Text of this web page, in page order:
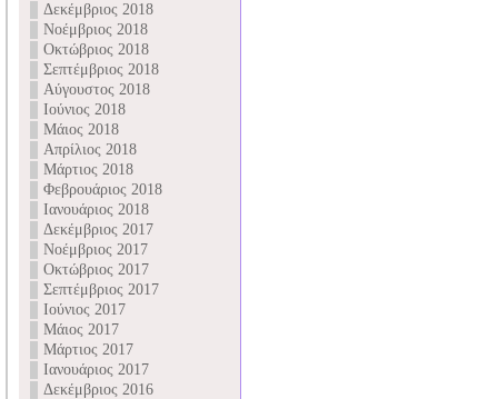
Δεκέμβριος 2018
Νοέμβριος 2018
Οκτώβριος 2018
Σεπτέμβριος 2018
Αύγουστος 2018
Ιούνιος 2018
Μάιος 2018
Απρίλιος 2018
Μάρτιος 2018
Φεβρουάριος 2018
Ιανουάριος 2018
Δεκέμβριος 2017
Νοέμβριος 2017
Οκτώβριος 2017
Σεπτέμβριος 2017
Ιούνιος 2017
Μάιος 2017
Μάρτιος 2017
Ιανουάριος 2017
Δεκέμβριος 2016